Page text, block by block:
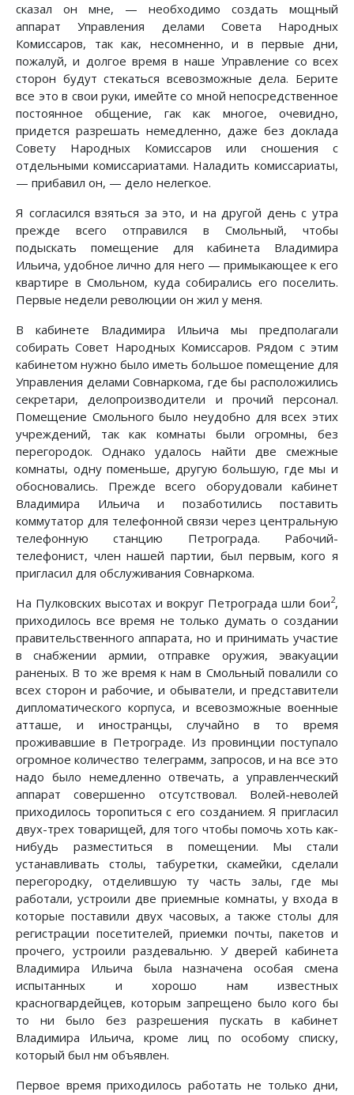
сказал он мне, — необходимо создать мощный
аппарат Управления делами Совета Народных
Комиссаров, так как, несомненно, и в первые дни,
пожалуй, и долгое время в наше Управление со всех
сторон будут стекаться всевозможные дела. Берите
все это в свои руки, имейте со мной непосредственное
постоянное общение, гак как многое, очевидно,
придется разрешать немедленно, даже без доклада
Совету Народных Комиссаров или сношения с
отдельными комиссариатами. Наладить комиссариаты,
— прибавил он, — дело нелегкое.
Я согласился взяться за это, и на другой день с утра
прежде всего отправился в Смольный, чтобы
подыскать помещение для кабинета Владимира
Ильича, удобное лично для него — примыкающее к его
квартире в Смольном, куда собирались его поселить.
Первые недели революции он жил у меня.
В кабинете Владимира Ильича мы предполагали
собирать Совет Народных Комиссаров. Рядом с этим
кабинетом нужно было иметь большое помещение для
Управления делами Совнаркома, где бы расположились
секретари, делопроизводители и прочий персонал.
Помещение Смольного было неудобно для всех этих
учреждений, так как комнаты были огромны, без
перегородок. Однако удалось найти две смежные
комнаты, одну поменьше, другую большую, где мы и
обосновались. Прежде всего оборудовали кабинет
Владимира Ильича и позаботились поставить
коммутатор для телефонной связи через центральную
телефонную станцию Петрограда. Рабочий-
телефонист, член нашей партии, был первым, кого я
пригласил для обслуживания Совнаркома.
На Пулковских высотах и вокруг Петрограда шли бои2,
приходилось все время не только думать о создании
правительственного аппарата, но и принимать участие
в снабжении армии, отправке оружия, эвакуации
раненых. В то же время к нам в Смольный повалили со
всех сторон и рабочие, и обыватели, и представители
дипломатического корпуса, и всевозможные военные
атташе, и иностранцы, случайно в то время
проживавшие в Петрограде. Из провинции поступало
огромное количество телеграмм, запросов, и на все это
надо было немедленно отвечать, а управленческий
аппарат совершенно отсутствовал. Волей-неволей
приходилось торопиться с его созданием. Я пригласил
двух-трех товарищей, для того чтобы помочь хоть как-
нибудь разместиться в помещении. Мы стали
устанавливать столы, табуретки, скамейки, сделали
перегородку, отделившую ту часть залы, где мы
работали, устроили две приемные комнаты, у входа в
которые поставили двух часовых, а также столы для
регистрации посетителей, приемки почты, пакетов и
прочего, устроили раздевальню. У дверей кабинета
Владимира Ильича была назначена особая смена
испытанных и хорошо нам известных
красногвардейцев, которым запрещено было кого бы
то ни было без разрешения пускать в кабинет
Владимира Ильича, кроме лиц по особому списку,
который был нм объявлен.
Первое время приходилось работать не только дни,